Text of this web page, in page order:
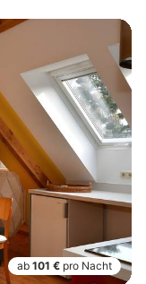
ab 101 € pro Nacht